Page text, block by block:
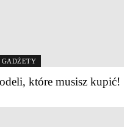
GADŻETY
które musisz kupić!